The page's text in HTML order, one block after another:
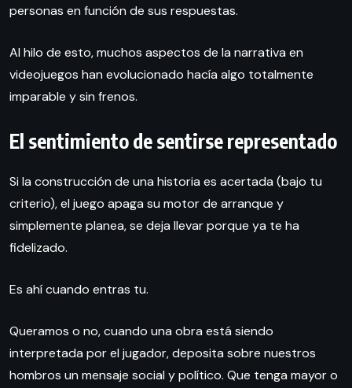
personas en función de sus respuestas.
Al hilo de esto, muchos aspectos de la narrativa en
videojuegos han evolucionado hacía algo totalmente
imparable y sin frenos.
El sentimiento de sentirse representado
Si la construcción de una historia es acertada (bajo tu
criterio), el juego apaga su motor de arranque y
simplemente planea, se deja llevar porque ya te ha
fidelizado.
Es ahí cuando entras tu.
Queramos o no, cuando una obra está siendo
interpretada por el jugador, deposita sobre nuestros
hombros un mensaje social y político. Que tenga mayor o